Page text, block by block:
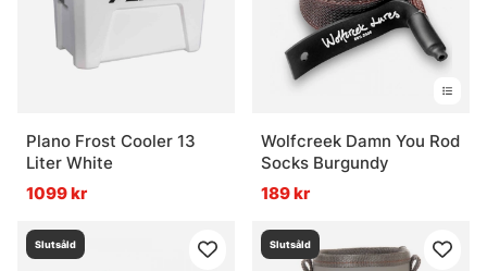
Plano Frost Cooler 13
Liter White
1099 kr
Wolfcreek Damn You Rod
Socks Burgundy
189 kr
Slutsåld Slutsåld